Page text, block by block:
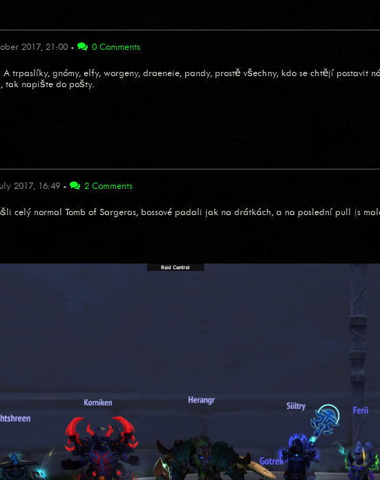
2017, 21:00 • 0 Comments
A trpaslíky, gnómy, elfy, worgeny, draeneie, pandy, prostě všechny, kdo se chtějí
tak napište do pošty.
2017, 16:49 • 2 Comments
celý normal Tomb of Sargeras, bossové padali jak na drátkách, a na poslední pull (s